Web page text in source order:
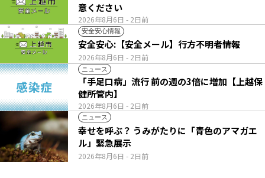
2026年8月6日 - 2日前
意ください
安全安心情報
2026年8月6日 - 2日前
安全安心:【安全メール】行方不明者情報
ニュース
2026年8月6日 - 2日前
「手足口病」流行 前の週の3倍に増加【上越保
健所管内】
ニュース
2026年8月6日 - 2日前
幸せを呼ぶ？ うみがたりに「青色のアマガエ
ル」緊急展示